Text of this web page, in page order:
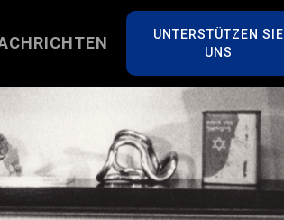
UNTERSTÜTZEN SIE
UNS